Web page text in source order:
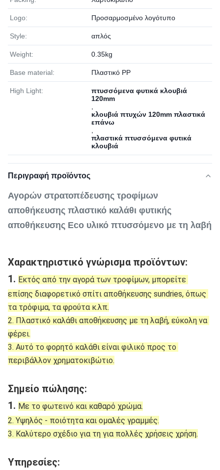
Logo: Προσαρμοσμένο λογότυπο
Style: απλός
Weight: 0.35kg
Base material: Πλαστικό PP
High Light:
πτυσσόμενα φυτικά κλουβιά
120mm
κλουβιά πτυχών 120mm πλαστικά
επάνω
πλαστικά πτυσσόμενα φυτικά
κλουβιά
Περιγραφή προϊόντος
Αγορών στρατοπέδευσης τροφίμων
αποθήκευσης πλαστικό καλάθι φυτικής
αποθήκευσης Eco υλικό πτυσσόμενο με τη λαβή
Χαρακτηριστικό γνώρισμα προϊόντων:
1. Εκτός από την αγορά των τροφίμων, μπορείτε
επίσης διαφορετικό σπίτι αποθήκευσης sundries, όπως
τα τρόφιμα, τα φρούτα κ.λπ.
2. Πλαστικό καλάθι αποθήκευσης με τη λαβή, εύκολη να
φέρει.
3. Αυτό το φορητό καλάθι είναι φιλικό προς το
περιβάλλον χρηματοκιβώτιο.
Σημείο πώλησης:
1. Με το φωτεινό και καθαρό χρώμα.
2. Υψηλός - ποιότητα και ομαλές γραμμές.
3. Καλύτερο σχέδιο για τη για πολλές χρήσεις χρήση.
Υπηρεσίες: